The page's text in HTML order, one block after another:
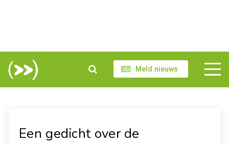
Meld nieuws
Een gedicht over de